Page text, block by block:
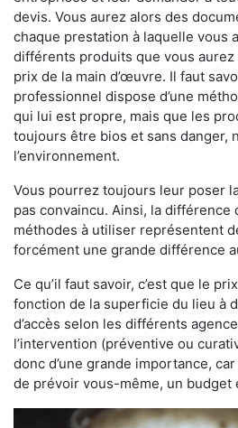
devis. Vous aurez alors des
chaque prestation à laquelle vous
différents produits que vous aurez
prix de la main d’œuvre. Il faut
professionnel dispose d’une
qui lui est propre, mais que les
toujours être bios et sans danger,
l’environnement.
Vous pourrez toujours leur poser
pas convaincu. Ainsi, la différence
méthodes à utiliser représentent
forcément une grande différence
Ce qu’il faut savoir, c’est que le
fonction de la superficie du lieu à
d’accès selon les différents
l’intervention (préventive ou
donc d’une grande importance,
de prévoir vous-même, un budget